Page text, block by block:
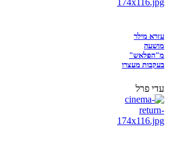
עזרא מילר
מושעה
מ"הפלאש"
בעקבות מעצרו
עדי פרל